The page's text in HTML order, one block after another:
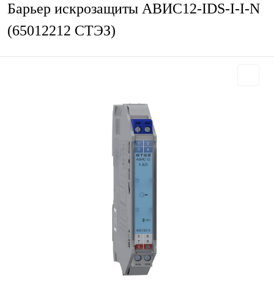
Барьер искрозащиты АВИС12-IDS-I-I-N
(65012212 СТЭЗ)